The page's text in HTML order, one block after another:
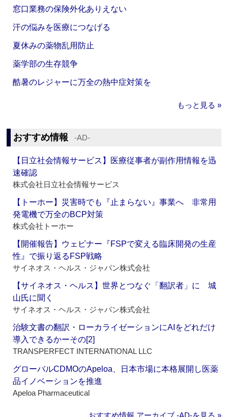
窓口業務の保険外化ありえない
汗の悩みを医療につなげる
夏休みの薬物乱用防止
薬学部の生存競争
酷暑のレジャーに万全の熱中症対策を
もっと見る »
おすすめ情報 ‐AD‐
【日立社会情報サービス】医療従事者が副作用情報を迅
速確認
株式会社日立社会情報サービス
【トーホー】災害時でも『止まらない』事業へ 非常用
発電機で万全のBCP対策
株式会社トーホー
【開催報告】ウェビナー『FSPで変える臨床開発の生産
性』で振り返るFSP戦略
サイネオス・ヘルス・ジャパン株式会社
【サイネオス・ヘルス】世界とつなぐ「翻訳者」に 城
山氏に聞く
サイネオス・ヘルス・ジャパン株式会社
治験文書の翻訳・ローカライゼーションにAIをどれだけ
導入できるかーその[2]
TRANSPERFECT INTERNATIONAL LLC
グローバルCDMOのApeloa、日本市場に本格展開し医薬
品イノベーションを推進
Apeloa Pharmaceutical